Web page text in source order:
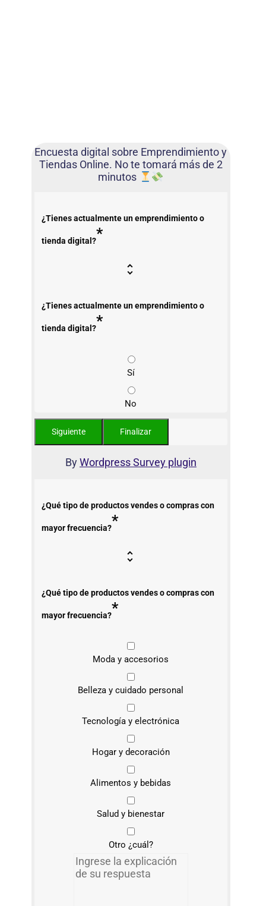
Encuesta digital sobre Emprendimiento y
Tiendas Online. No te tomará más de 2
minutos
¿Tienes actualmente un emprendimiento o
tienda digital?*
¿Tienes actualmente un emprendimiento o
tienda digital?*
Sí
No
ByWordpress Survey plugin
¿Qué tipo de productos vendes o compras con
mayor frecuencia?*
¿Qué tipo de productos vendes o compras con
mayor frecuencia?*
Moda y accesorios
Belleza y cuidado personal
Tecnología y electrónica
Hogar y decoración
Alimentos y bebidas
Salud y bienestar
Otro ¿cuál?